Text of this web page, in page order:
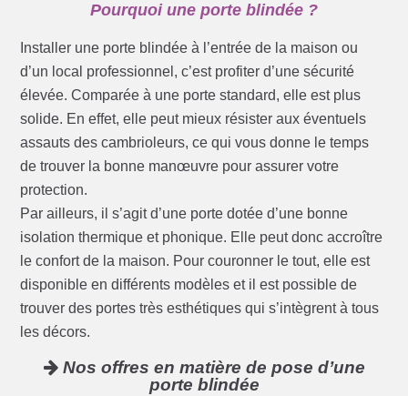
Pourquoi une porte blindée ?
Installer une porte blindée à l’entrée de la maison ou
d’un local professionnel, c’est profiter d’une sécurité
élevée. Comparée à une porte standard, elle est plus
solide. En effet, elle peut mieux résister aux éventuels
assauts des cambrioleurs, ce qui vous donne le temps
de trouver la bonne manœuvre pour assurer votre
protection.
Par ailleurs, il s’agit d’une porte dotée d’une bonne
isolation thermique et phonique. Elle peut donc accroître
le confort de la maison. Pour couronner le tout, elle est
disponible en différents modèles et il est possible de
trouver des portes très esthétiques qui s’intègrent à tous
les décors.
Nos offres en matière de pose d’une
porte blindée